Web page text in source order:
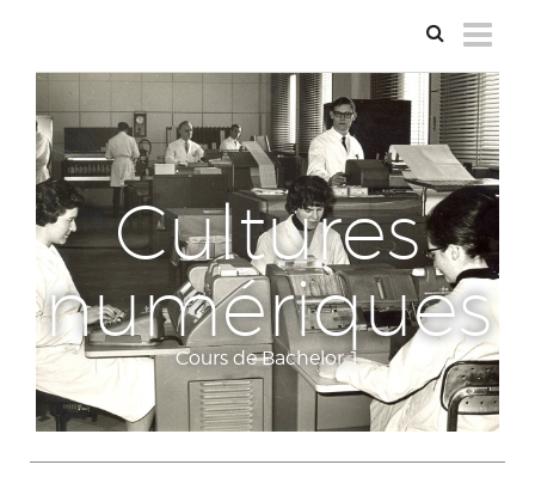
Cultures
numériques
Cours de Bachelor 1